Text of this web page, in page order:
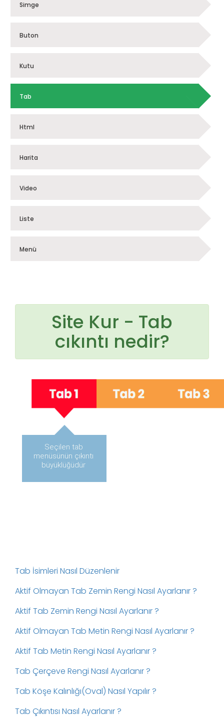
Simge
Buton
Kutu
Tab
Html
Harita
Video
Liste
Menü
Site Kur - Tab
cıkıntı nedir?
Seçilen tab
menüsünün çıkıntı
büyüklüğüdür
Tab İsimleri Nasıl Düzenlenir
Aktif Olmayan Tab Zemin Rengi Nasıl Ayarlanır ?
Aktif Tab Zemin Rengi Nasıl Ayarlanır ?
Aktif Olmayan Tab Metin Rengi Nasıl Ayarlanır ?
Aktif Tab Metin Rengi Nasıl Ayarlanır ?
Tab Çerçeve Rengi Nasıl Ayarlanır ?
Tab Köşe Kalınlığı(Oval) Nasıl Yapılır ?
Tab Çıkıntısı Nasıl Ayarlanır ?